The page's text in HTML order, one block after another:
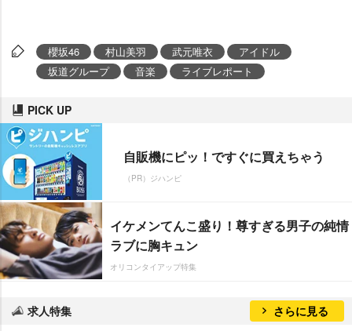
櫻坂46 村山美羽 武元唯衣
アイドル
坂道グループ
音楽 ライブレポート
PICK UP
自販機にピッ！ですぐに買えちゃう
（PR）ジハンピ
イケメンてんこ盛り！尊すぎる男子の純情
ラブに胸キュン
オリコンタイアップ特集
求人特集 さらに見る